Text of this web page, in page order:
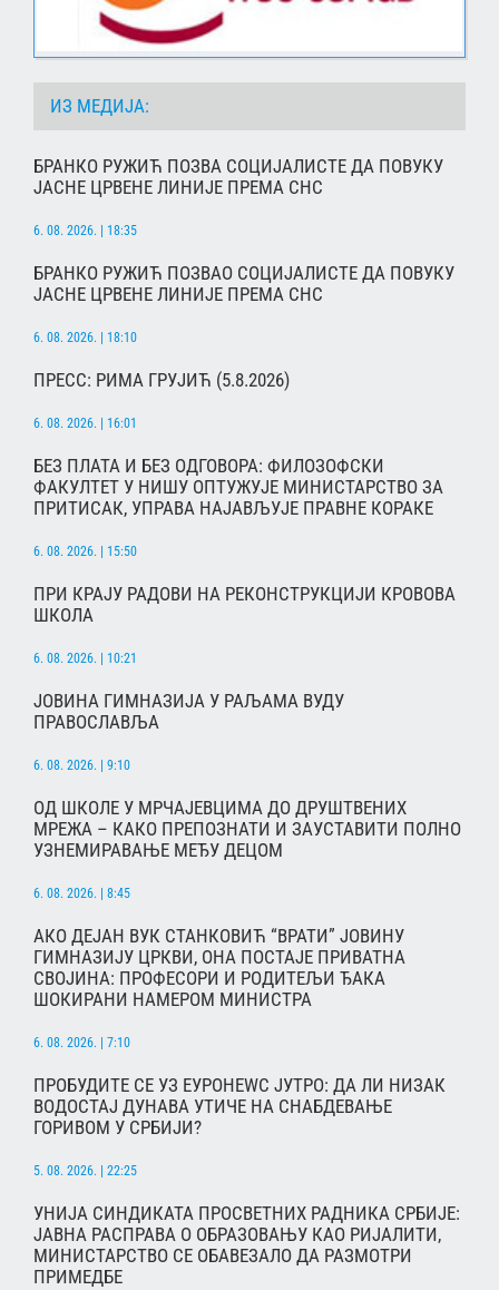
ИЗ МЕДИЈА:
БРАНКО РУЖИЋ ПОЗВА СОЦИЈАЛИСТЕ ДА ПОВУКУ
ЈАСНЕ ЦРВЕНЕ ЛИНИЈЕ ПРЕМА СНС
6. 08. 2026. | 18:35
БРАНКО РУЖИЋ ПОЗВАО СОЦИЈАЛИСТЕ ДА ПОВУКУ
ЈАСНЕ ЦРВЕНЕ ЛИНИЈЕ ПРЕМА СНС
6. 08. 2026. | 18:10
ПРЕСС: РИМА ГРУЈИЋ (5.8.2026)
6. 08. 2026. | 16:01
БЕЗ ПЛАТА И БЕЗ ОДГОВОРА: ФИЛОЗОФСКИ
ФАКУЛТЕТ У НИШУ ОПТУЖУЈЕ МИНИСТАРСТВО ЗА
ПРИТИСАК, УПРАВА НАЈАВЉУЈЕ ПРАВНЕ КОРАКЕ
6. 08. 2026. | 15:50
ПРИ КРАЈУ РАДОВИ НА РЕКОНСТРУКЦИЈИ КРОВОВА
ШКОЛА
6. 08. 2026. | 10:21
ЈОВИНА ГИМНАЗИЈА У РАЉАМА ВУДУ
ПРАВОСЛАВЉА
6. 08. 2026. | 9:10
ОД ШКОЛЕ У МРЧАЈЕВЦИМА ДО ДРУШТВЕНИХ
МРЕЖА – КАКО ПРЕПОЗНАТИ И ЗАУСТАВИТИ ПОЛНО
УЗНЕМИРАВАЊЕ МЕЂУ ДЕЦОМ
6. 08. 2026. | 8:45
АКО ДЕЈАН ВУК СТАНКОВИЋ “ВРАТИ” ЈОВИНУ
ГИМНАЗИЈУ ЦРКВИ, ОНА ПОСТАЈЕ ПРИВАТНА
СВОЈИНА: ПРОФЕСОРИ И РОДИТЕЉИ ЂАКА
ШОКИРАНИ НАМЕРОМ МИНИСТРА
6. 08. 2026. | 7:10
ПРОБУДИТЕ СЕ УЗ ЕУРОНЕWС ЈУТРО: ДА ЛИ НИЗАК
ВОДОСТАЈ ДУНАВА УТИЧЕ НА СНАБДЕВАЊЕ
ГОРИВОМ У СРБИЈИ?
5. 08. 2026. | 22:25
УНИЈА СИНДИКАТА ПРОСВЕТНИХ РАДНИКА СРБИЈЕ:
ЈАВНА РАСПРАВА О ОБРАЗОВАЊУ КАО РИЈАЛИТИ,
МИНИСТАРСТВО СЕ ОБАВЕЗАЛО ДА РАЗМОТРИ
ПРИМЕДБЕ